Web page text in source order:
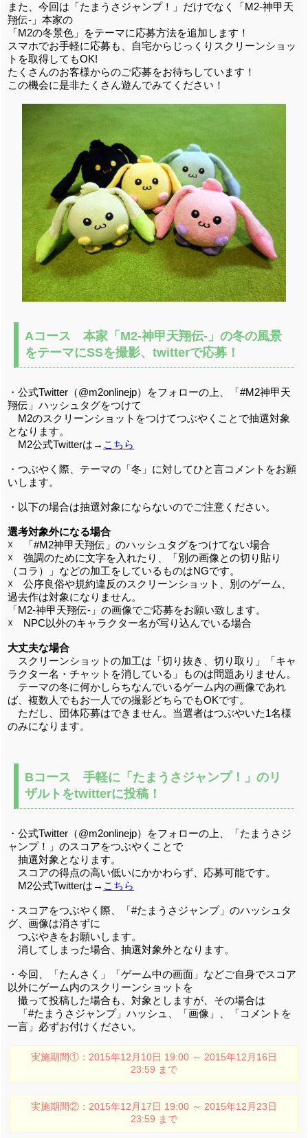
また、今回は「たまうさジャンプ！」だけでなく「M2-神甲天
翔伝-」本家の
「M2の冬景色」をテーマに応募方法を追加します！
スマホでお手軽に応募も、自宅からじっくりスクリーンショッ
トを取得してもOK!
たくさんのお客様からのご応募をお待ちしています！
この機会に是非たくさん遊んでみてください！
Aコース 本家「M2-神甲天翔伝-」の冬の風景
をテーマにSSを撮影、twitterで応募！
・公式Twitter（@m2onlinejp）をフォローの上、「#M2神甲天
翔伝」ハッシュタグをつけて
M2のスクリーンショットをつけてつぶやくことで抽選対象
となります。
M2公式Twitterは→ こちら
・つぶやく際、テーマの「冬」に対してひと言コメントをお願
いします。
・以下の場合は抽選対象にならないのでご注意ください。
選考対象外になる場合
☓ 「#M2神甲天翔伝」のハッシュタグをつけてない場合
☓ 強調のために文字を入れたり、「別の画像との切り貼り
（コラ）」などの加工をしているものはNGです。
☓ 公序良俗や規約違反のスクリーンショット、別のゲーム、
過去作は対象になりません。
「M2-神甲天翔伝-」の画像でご応募をお願い致します。
☓ NPC以外のキャラクター名が写り込んでいる場合
大丈夫な場合
スクリーンショットの加工は「切り抜き、切り取り」「キャ
ラクター名・チャットを消している」ものは問題ありません。
テーマの冬に何かしらちなんでいるゲーム内の画像であれ
ば、複数人でもお一人での撮影どちらでもOKです。
ただし、団体応募はできません。当選者はつぶやいた1名様
のみになります。
Bコース 手軽に「たまうさジャンプ！」のリ
ザルトをtwitterに投稿！
・公式Twitter（@m2onlinejp）をフォローの上、「たまうさジ
ャンプ！」のスコアをつぶやくことで
抽選対象となります。
スコアの得点の高い低いにかかわらず、応募可能です。
M2公式Twitterは→ こちら
・スコアをつぶやく際、「#たまうさジャンプ」のハッシュタ
グ、画像は消さずに
つぶやきをお願いします。
消してしまった場合、抽選対象外となります。
・今回、「たんさく」「ゲーム中の画面」などご自身でスコア
以外にゲーム内のスクリーンショットを
撮って投稿した場合も、対象としますが、その場合は
「#たまうさジャンプ」ハッシュ、「画像」、「コメントを
一言」必ずお付けください。
実施期間①：2015年12月10日 19:00 ～ 2015年12月16日
23:59 まで
実施期間②：2015年12月17日 19:00 ～ 2015年12月23日
23:59 まで